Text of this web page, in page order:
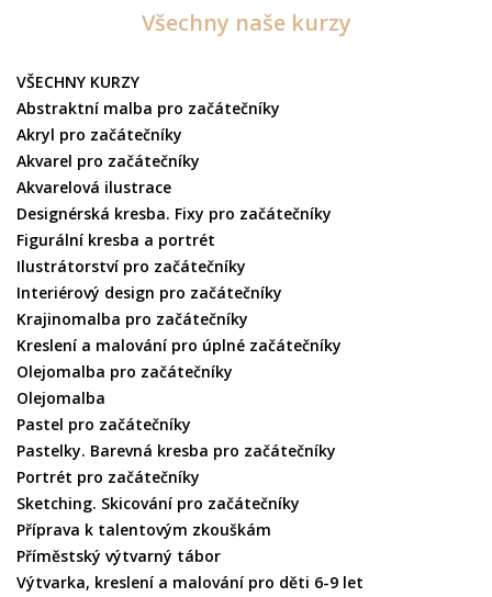
Všechny naše kurzy
VŠECHNY KURZY
Abstraktní malba pro začátečníky
Akryl pro začátečníky
Akvarel pro začátečníky
Akvarelová ilustrace
Designérská kresba. Fixy pro začátečníky
Figurální kresba a portrét
Ilustrátorství pro začátečníky
Interiérový design pro začátečníky
Krajinomalba pro začátečníky
Kreslení a malování pro úplné začátečníky
Olejomalba pro začátečníky
Olejomalba
Pastel pro začátečníky
Pastelky. Barevná kresba pro začátečníky
Portrét pro začátečníky
Sketching. Skicování pro začátečníky
Příprava k talentovým zkouškám
Příměstský výtvarný tábor
Výtvarka, kreslení a malování pro děti 6-9 let